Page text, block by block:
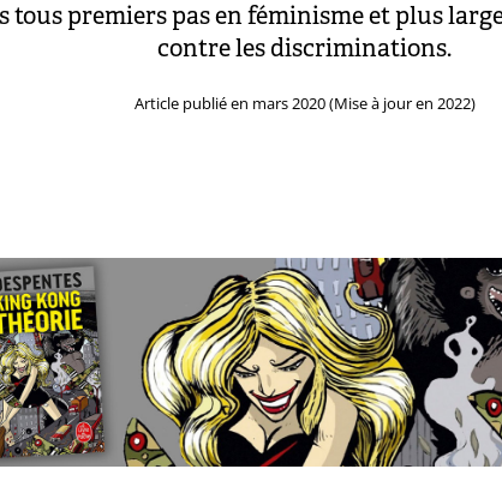
tous premiers pas en féminisme et plus
contre les discriminations.
Article publié en mars 2020 (Mise à jour en 2022)